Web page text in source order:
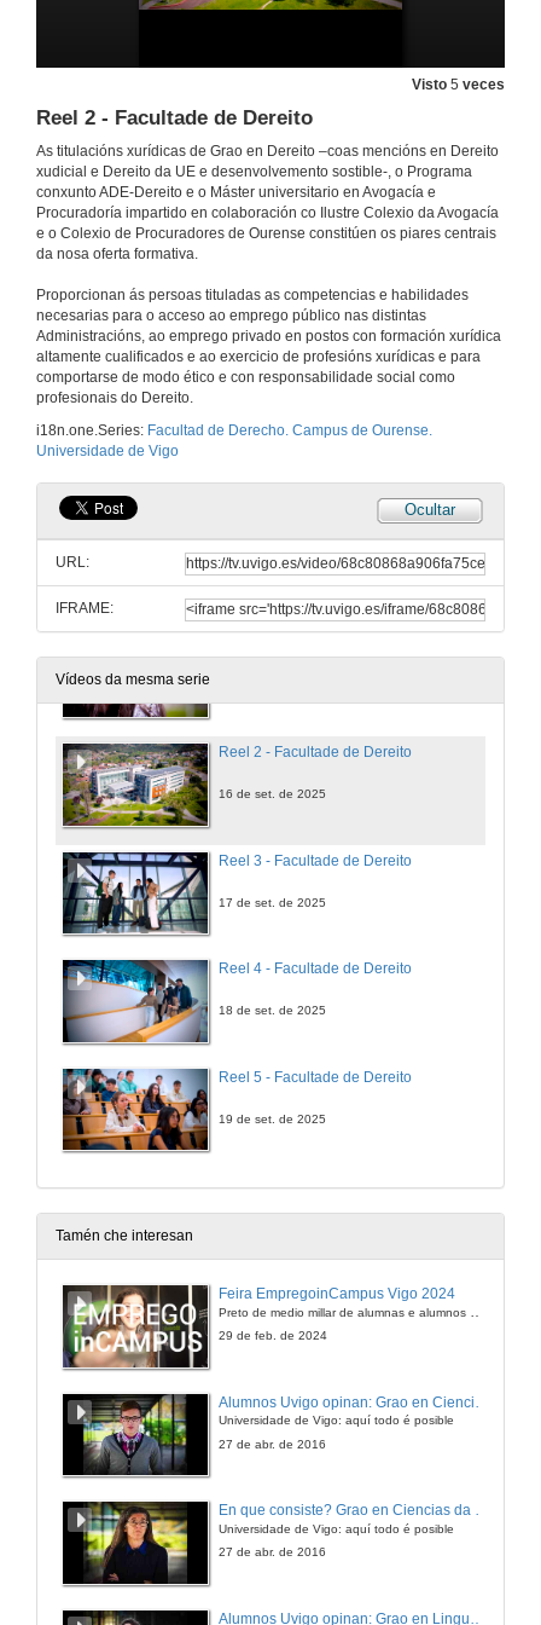
Visto 5 veces
Reel 2 - Facultade de Dereito
As titulacións xurídicas de Grao en Dereito –coas mencións en Dereito
xudicial e Dereito da UE e desenvolvemento sostible-, o Programa
conxunto ADE-Dereito e o Máster universitario en Avogacía e
Procuradoría impartido en colaboración co Ilustre Colexio da Avogacía
e o Colexio de Procuradores de Ourense constitúen os piares centrais
da nosa oferta formativa.
Proporcionan ás persoas tituladas as competencias e habilidades
necesarias para o acceso ao emprego público nas distintas
Administracións, ao emprego privado en postos con formación xurídica
altamente cualificados e ao exercicio de profesións xurídicas e para
comportarse de modo ético e con responsabilidade social como
profesionais do Dereito.
i18n.one.Series: Facultad de Derecho. Campus de Ourense.
Universidade de Vigo
Ocultar
URL:
IFRAME:
Vídeos da mesma serie
16 de set. de 2025
Degree in Law. Ourense Campus
18 de set. de 2025
20 de set. de 2025
Reel 2 - Facultade de Dereito
16 de set. de 2025
Reel 3 - Facultade de Dereito
17 de set. de 2025
Reel 4 - Facultade de Dereito
18 de set. de 2025
Reel 5 - Facultade de Dereito
19 de set. de 2025
Tamén che interesan
Feira EmpregoinCampus Vigo 2024
29 de feb. de 2024
Universidade de Vigo: aquí todo é posible
27 de abr. de 2016
En que consiste? Grao en Ciencias da Linguaxe e Estudos Literarios
Universidade de Vigo: aquí todo é posible
27 de abr. de 2016